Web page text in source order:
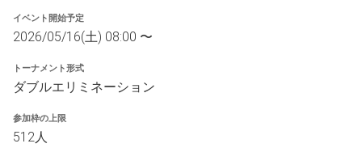
イベント開始予定
2026/05/16(土) 08:00 〜
トーナメント形式
ダブルエリミネーション
参加枠の上限
512人